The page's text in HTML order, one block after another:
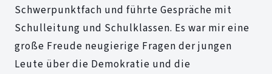
Schwerpunktfach und führte Gespräche mit
Schulleitung und Schulklassen. Es war mir eine
große Freude neugierige Fragen der jungen
Leute über die Demokratie und die